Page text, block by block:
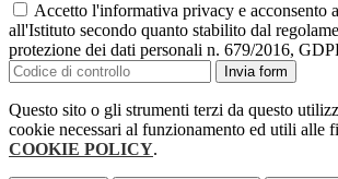
Accetto l'informativa privacy e acconsento
all'Istituto secondo quanto stabilito dal
protezione dei dati personali n. 679/2016,
Invia form
Questo sito o gli strumenti terzi da questo
cookie necessari al funzionamento ed utili alle
COOKIE POLICY.